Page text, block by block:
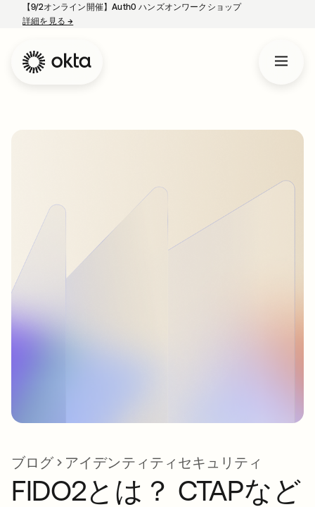
【9/2オンライン開催】Auth0 ハンズオンワークショップ
詳細を見る→
ブログ アイデンティティセキュリティ
FIDO2とは？ CTAPなど